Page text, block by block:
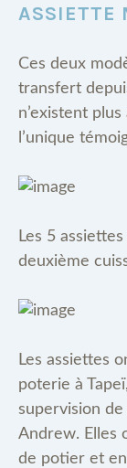
ASSIETTE
Ces deux
transfert
n’existent
l’unique
Les 5
deuxième
Les assiettes
poterie à
supervision
Andrew. Elles
de potier et